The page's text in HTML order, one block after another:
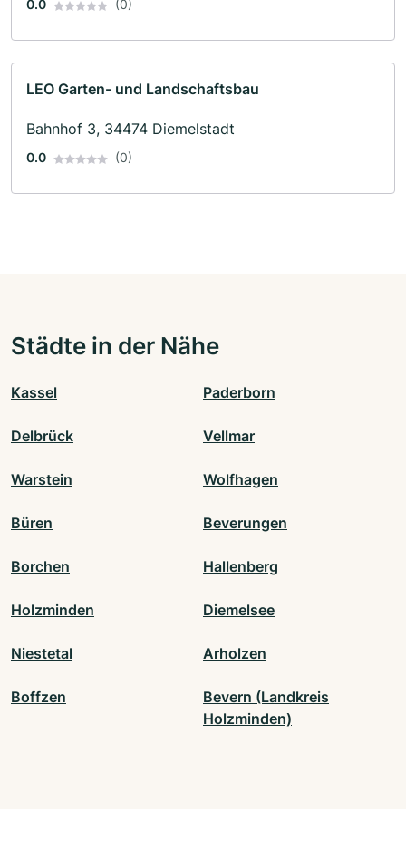
0.0 (0)
LEO Garten- und Landschaftsbau
Bahnhof 3, 34474 Diemelstadt
0.0 (0)
Städte in der Nähe
Kassel Paderborn
Delbrück Vellmar
Warstein Wolfhagen
Büren Beverungen
Borchen Hallenberg
Holzminden Diemelsee
Niestetal Arholzen
Boffzen
Bevern (Landkreis
Holzminden)